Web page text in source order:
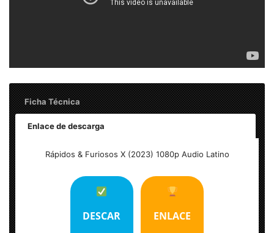
Ficha Técnica
Enlace de descarga
Resolución: 1920×800 (FullHD 1080p)
Audio #1: Latino AC3 5.1 – Audio #2: Inglés AC3 5.1
Subtítulos: Español – Forzados – Inglés
Duración: 2h 20min
Rápidos & Furiosos X (2023) 1080p Audio Latino
DESCAR
ENLACE